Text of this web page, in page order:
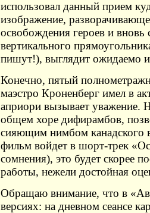
использовал данный прием
изображение,
освобождения героев и
вертикального
пишут!), выглядит ожидаемо
Конечно, пятый
маэстро Кроненберг имел в
априори вызывает уважение.
общем хоре дифирамбов,
сияющим нимбом канадского
фильм войдет в шорт-трек
сомнения), это будет скорее
работы, нежели достойная
Обращаю внимание, что в
версиях: на дневном сеансе